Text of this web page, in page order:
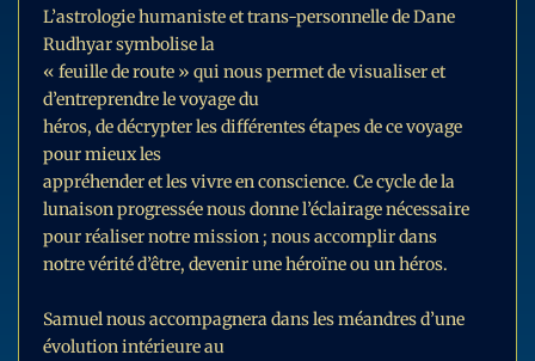
L’astrologie humaniste et trans-personnelle de Dane
Rudhyar symbolise la
« feuille de route » qui nous permet de visualiser et
d’entreprendre le voyage du
héros, de décrypter les différentes étapes de ce voyage
pour mieux les
appréhender et les vivre en conscience. Ce cycle de la
lunaison progressée nous donne l’éclairage nécessaire
pour réaliser notre mission ; nous accomplir dans
notre vérité d’être, devenir une héroïne ou un héros.
Samuel nous accompagnera dans les méandres d’une
évolution intérieure au